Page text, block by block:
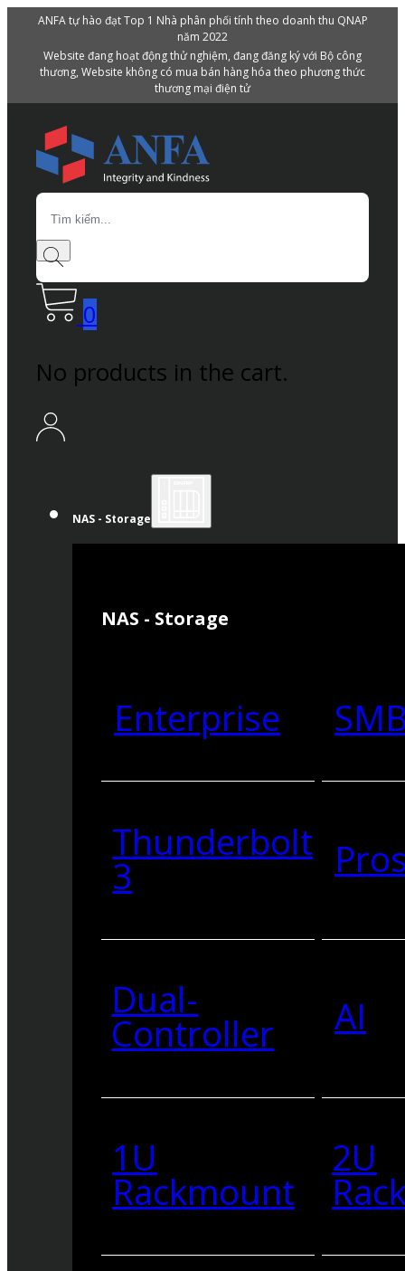
ANFA tự hào đạt Top 1 Nhà phân phối tính theo doanh thu QNAP
năm 2022
Website đang hoạt động thử nghiệm, đang đăng ký với Bộ công
thương, Website không có mua bán hàng hóa theo phương thức
thương mại điện tử
Search
0
No products in the cart.
NAS - Storage
NAS - Storage
Enterprise
Thunderbolt
3
Dual-
Controller AI
1U
Rackmount
2U